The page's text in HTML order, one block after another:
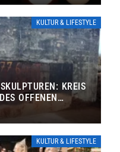
KULTUR & LIFESTYLE
KREIS
OFFENEN
KULTUR & LIFESTYLE